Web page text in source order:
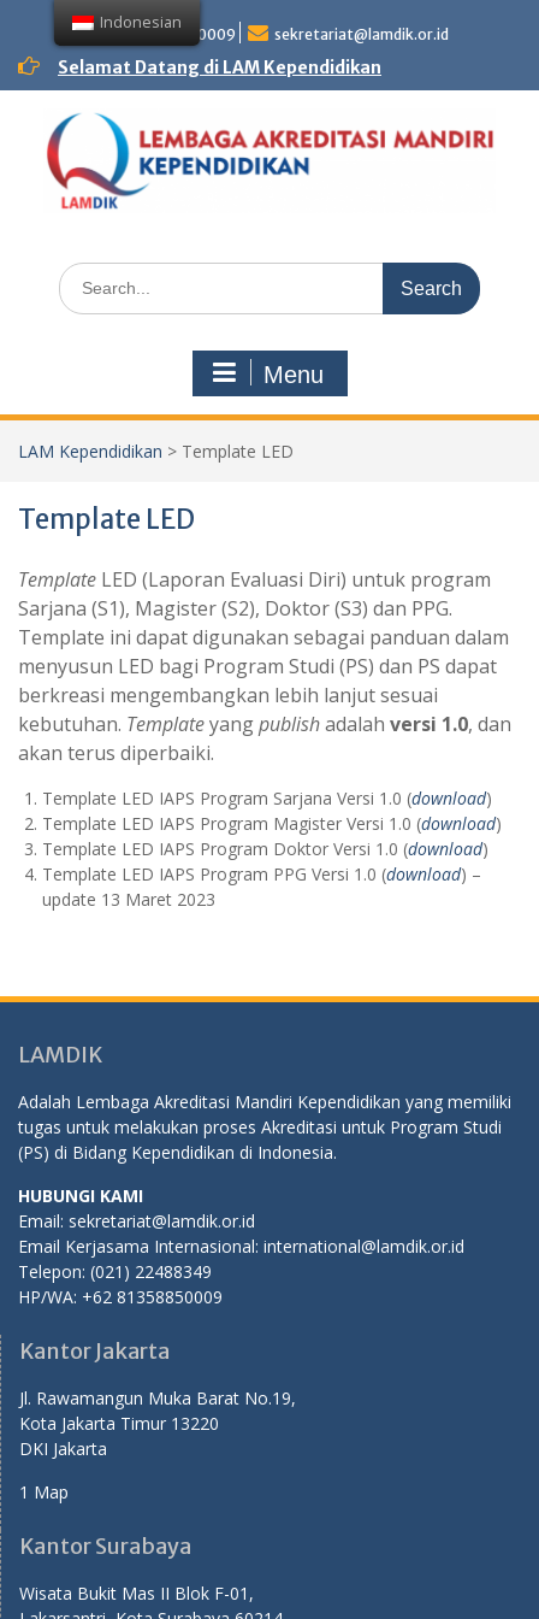
content
+62 81358850009 sekretariat@lamdik.or.id
Selamat Datang di LAM Kependidikan
Search
for:
Menu
LAM Kependidikan > Template LED
Template LED
Template LED (Laporan Evaluasi Diri) untuk program
Sarjana (S1), Magister (S2), Doktor (S3) dan PPG.
Template ini dapat digunakan sebagai panduan dalam
menyusun LED bagi Program Studi (PS) dan PS dapat
berkreasi mengembangkan lebih lanjut sesuai
kebutuhan. Templateyangpublishadalah versi 1.0, dan
akan terus diperbaiki.
Template LED IAPS Program Sarjana Versi 1.0 (download)
Template LED IAPS Program Magister Versi 1.0 (download)
Template LED IAPS Program Doktor Versi 1.0 (download)
Template LED IAPS Program PPG Versi 1.0 (download) –
update 13 Maret 2023
LAMDIK
Adalah Lembaga Akreditasi Mandiri Kependidikan yang memiliki
tugas untuk melakukan proses Akreditasi untuk Program Studi
(PS) di Bidang Kependidikan di Indonesia.
HUBUNGI KAMI
Email: sekretariat@lamdik.or.id
Email Kerjasama Internasional: international@lamdik.or.id
Telepon: (021) 22488349
HP/WA: +62 81358850009
Kantor Jakarta
Jl. Rawamangun Muka Barat No.19,
Kota Jakarta Timur 13220
DKI Jakarta
1 Map
Kantor Surabaya
Wisata Bukit Mas II Blok F-01,
Indonesian